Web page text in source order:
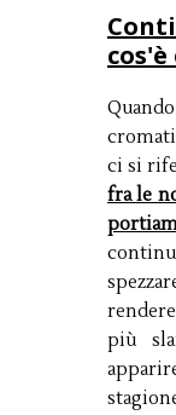
cos'è
ci si
fra le
più